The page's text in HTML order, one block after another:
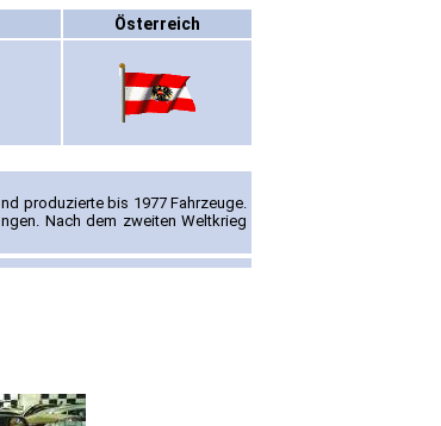
Österreich
produzierte bis 1977 Fahrzeuge.
Nach dem zweiten Weltkrieg